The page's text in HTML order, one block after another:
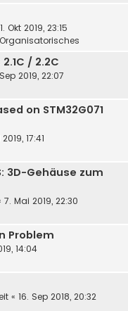
Okt 2019, 23:15
/ 2.2C
2019, 22:07
on STM32G071
2019, 17:41
3D-Gehäuse zum
7. Mai 2019, 22:30
Problem
14:04
« 16. Sep 2018, 20:32